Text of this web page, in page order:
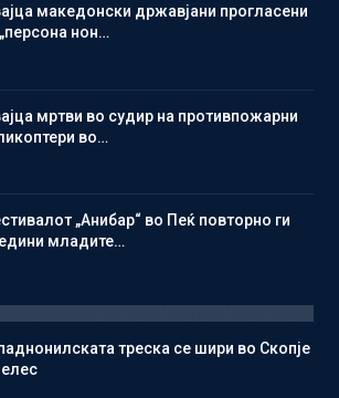
македонски државјани прогласени
нон…
мртви во судир на противпожарни
во…
„Анибар“ во Пеќ повторно ги
младите…
треска се шири во Скопје